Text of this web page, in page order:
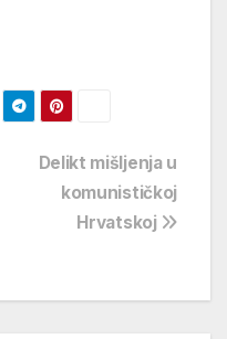
Delikt mišljenja u
komunističkoj
Hrvatskoj